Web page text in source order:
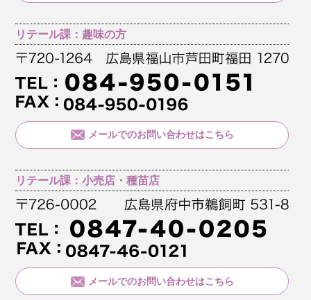
リテール課：趣味の方
メールでのお問い合わせはこちら
リテール課：小売店・種苗店
メールでのお問い合わせはこちら